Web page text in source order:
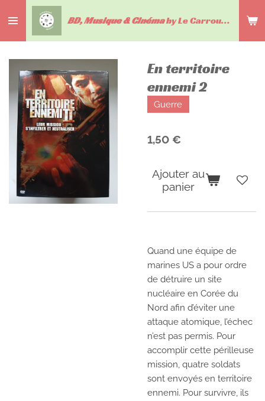
au
contenu
BD, Musique & Cinémaby Le Carrousel du livre
En territoire
ennemi 2
Guerre
1,50 €
Ajouter au
panier
Quand une équipe de
marines US a pour ordre
de détruire un site
nucléaire en Corée du
Nord afin d’éviter une
attaque atomique, l’échec
n’est pas permis. Pour
accomplir cette périlleuse
mission, quatre soldats
sont envoyés en territoire
ennemi. Pour survivre, ils